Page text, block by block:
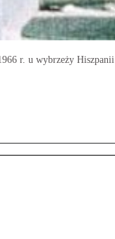
r. u wybrzeży Hiszpanii